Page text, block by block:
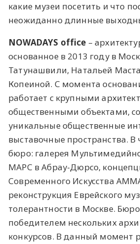
какие музеи посетить и что
неожиданно длинные
NOWADAYS office –
основанное в 2013 году в
Татунашвили, Натальей
Копеиной. С момента
работает с крупными
общественными объектами,
уникальные общественные
выставочные пространства. В
бюро: галерея
МАРС в Абрау-Дюрсо,
Современного Искусства
реконструкция Еврейского
толерантности в Москве.
победителем нескольких
конкурсов. В данный момент